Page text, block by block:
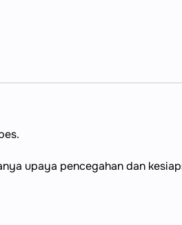
upaya pencegahan dan